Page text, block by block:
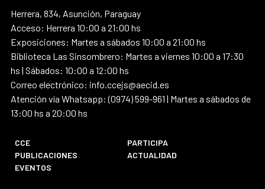
Herrera, 834, Asunción, Paraguay
Acceso: Herrera 10:00 a 21:00 hs
Exposiciones: Martes a sábados 10:00 a 21:00 hs
Biblioteca Las Sinsombrero: Martes a viernes 10:00 a 17:30
hs | Sábados: 10:00 a 12:00 hs
Correo electrónico: info.ccejs@aecid.es
Atención vía Whatsapp: (0974) 599-961 | Martes a sábados de
13:00 hs a 20:00 hs
CCE
PARTICIPA
PUBLICACIONES
ACTUALIDAD
EVENTOS